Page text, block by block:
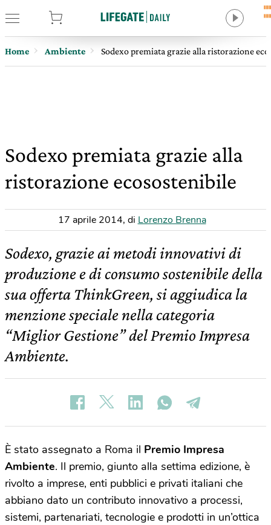
Home Ambiente Sodexo premiata grazie alla ristorazione
Sodexo premiata grazie alla
ristorazione ecosostenibile
17 aprile 2014, di Lorenzo Brenna
Sodexo, grazie ai metodi innovativi di
produzione e di consumo sostenibile della
sua offerta ThinkGreen, si aggiudica la
menzione speciale nella categoria
“Miglior Gestione” del Premio Impresa
Ambiente.
È stato assegnato a Roma il Premio Impresa
Ambiente. Il premio, giunto alla settima edizione, è
rivolto a imprese, enti pubblici e privati italiani che
abbiano dato un contributo innovativo a processi,
sistemi, partenariati, tecnologie e prodotti in un’ottica